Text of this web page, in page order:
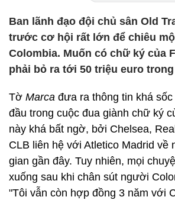
Ban lãnh đạo đội chủ sân Old
trước cơ hội rất lớn để chiêu
Colombia. Muốn có chữ ký của
phải bỏ ra tới 50 triệu euro trong
Tờ Marca đưa ra thông tin khá
đầu trong cuộc đua giành chữ ký
này khá bất ngờ, bởi Chelsea,
CLB liên hệ với Atletico Madrid về
gian gần đây. Tuy nhiên, mọi
xuống sau khi chân sút người
"Tôi vẫn còn hợp đồng 3 năm với